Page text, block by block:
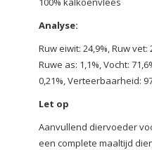
Analyse:
Ruw eiwit: 24,9%, Ruw vet:
Ruwe as: 1,1%, Vocht:
0,21%, Verteerbaarheid:
Let op
Aanvullend diervoeder
een complete maaltijd